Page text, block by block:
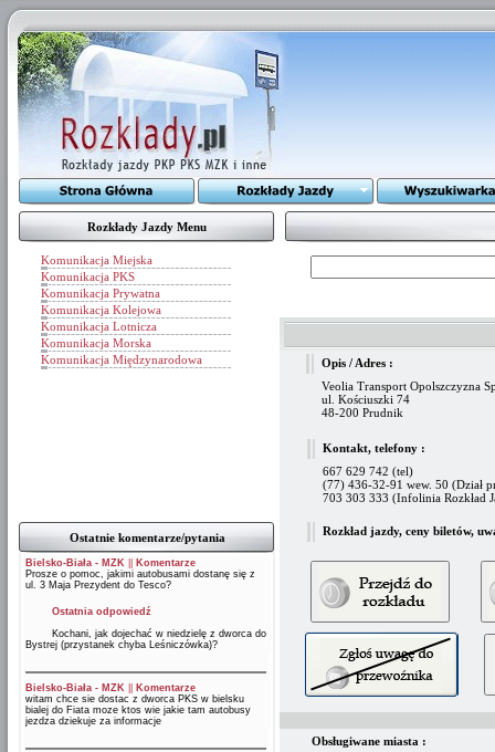
Rozkłady Jazdy Menu
Komunikacja Miejska
Komunikacja PKS
Komunikacja Prywatna
Komunikacja Kolejowa
Komunikacja Lotnicza
Komunikacja Morska
Komunikacja Międzynarodowa
Ostatnie komentarze/pytania
Bielsko-Biała - MZK
Komentarze
Prosze o pomoc, jakimi autobusami dostanę się z
ul. 3 Maja Prezydent do Tesco?
Ostatnia odpowiedź
Kochani, jak dojechać w niedzielę z dworca do
Bystrej (przystanek chyba Leśniczówka)?
Bielsko-Biała - MZK
Komentarze
witam chce sie dostac z dworca PKS w bielsku
bialej do Fiata moze ktos wie jakie tam autobusy
jezdza dziekuje za informacje
Opis / Adres :
Veolia Transport Opolszczyzna
ul. Kościuszki 74
48-200 Prudnik
Kontakt, telefony :
667 629 742 (tel)
(77) 436-32-91 wew. 50 (Dział
703 303 333 (Infolinia Rozkład
Rozkład jazdy, ceny biletów,
Obsługiwane miasta :